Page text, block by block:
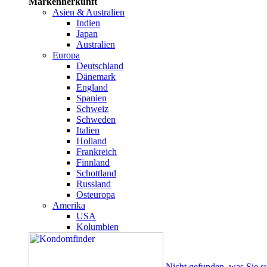
Asien & Australien
Indien
Japan
Australien
Europa
Deutschland
Dänemark
England
Spanien
Schweiz
Schweden
Italien
Holland
Frankreich
Finnland
Schottland
Russland
Osteuropa
Amerika
USA
Kolumbien